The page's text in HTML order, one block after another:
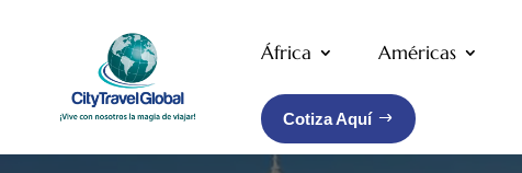
África Américas
Cotiza Aquí